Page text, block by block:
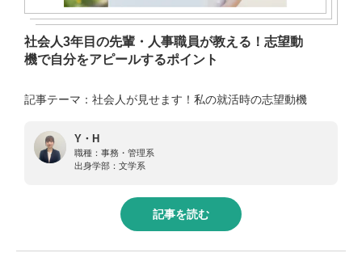
社会人3年目の先輩・人事職員が教える！志望動
機で自分をアピールするポイント
記事テーマ：社会人が見せます！私の就活時の志望動機
Y・H
職種： 事務・管理系
出身学部： 文学系
記事を読む